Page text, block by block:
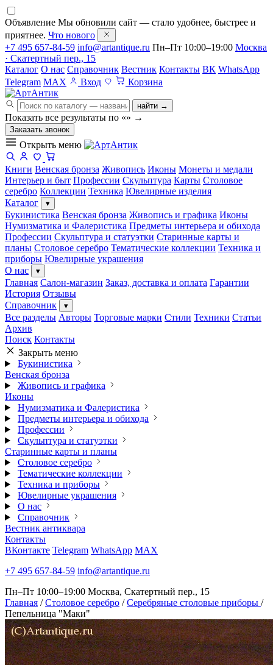
Объявление Мы обновили сайт — стало удобнее, быстрее и
приятнее. Что нового
+7 495 657-84-59 info@artantique.ru Пн–Пт 10:00–19:00 Москва
· Скатертный пер., 15
Каталог О нас Справочник Вестник Контакты ВК WhatsApp
Telegram MAX Вход Корзина
найти →
Показать все результаты по «» →
Заказать звонок
Открыть меню
Книги Венская бронза Живопись Иконы Монеты и медали
Интерьер и быт Профессии Скульптура Карты Столовое
серебро Коллекции Техника Ювелирные изделия
Каталог
▾
Букинистика Венская бронза Живопись и графика Иконы
Нумизматика и Фалеристика Предметы интерьера и обихода
Профессии Скульптура и статуэтки Старинные карты и
планы Столовое серебро Тематические коллекции Техника и
приборы Ювелирные украшения
О нас
▾
Главная Салон-магазин Заказ, доставка и оплата Гарантии
История Отзывы
Справочник
▾
Все разделы Авторы Торговые марки Стили Техники Статьи
Архив
Поиск Контакты
Закрыть меню
Букинистика
Венская бронза
Живопись и графика
Иконы
Нумизматика и Фалеристика
Предметы интерьера и обихода
Профессии
Скульптура и статуэтки
Старинные карты и планы
Столовое серебро
Тематические коллекции
Техника и приборы
Ювелирные украшения
О нас
Справочник
Вестник антиквара
Контакты
ВКонтакте Telegram WhatsApp MAX
+7 495 657-84-59 info@artantique.ru
Пн–Пт 10:00–19:00 Москва, Скатертный пер., 15
Главная / Столовое серебро / Серебряные столовые приборы /
Пепельница "Маки"